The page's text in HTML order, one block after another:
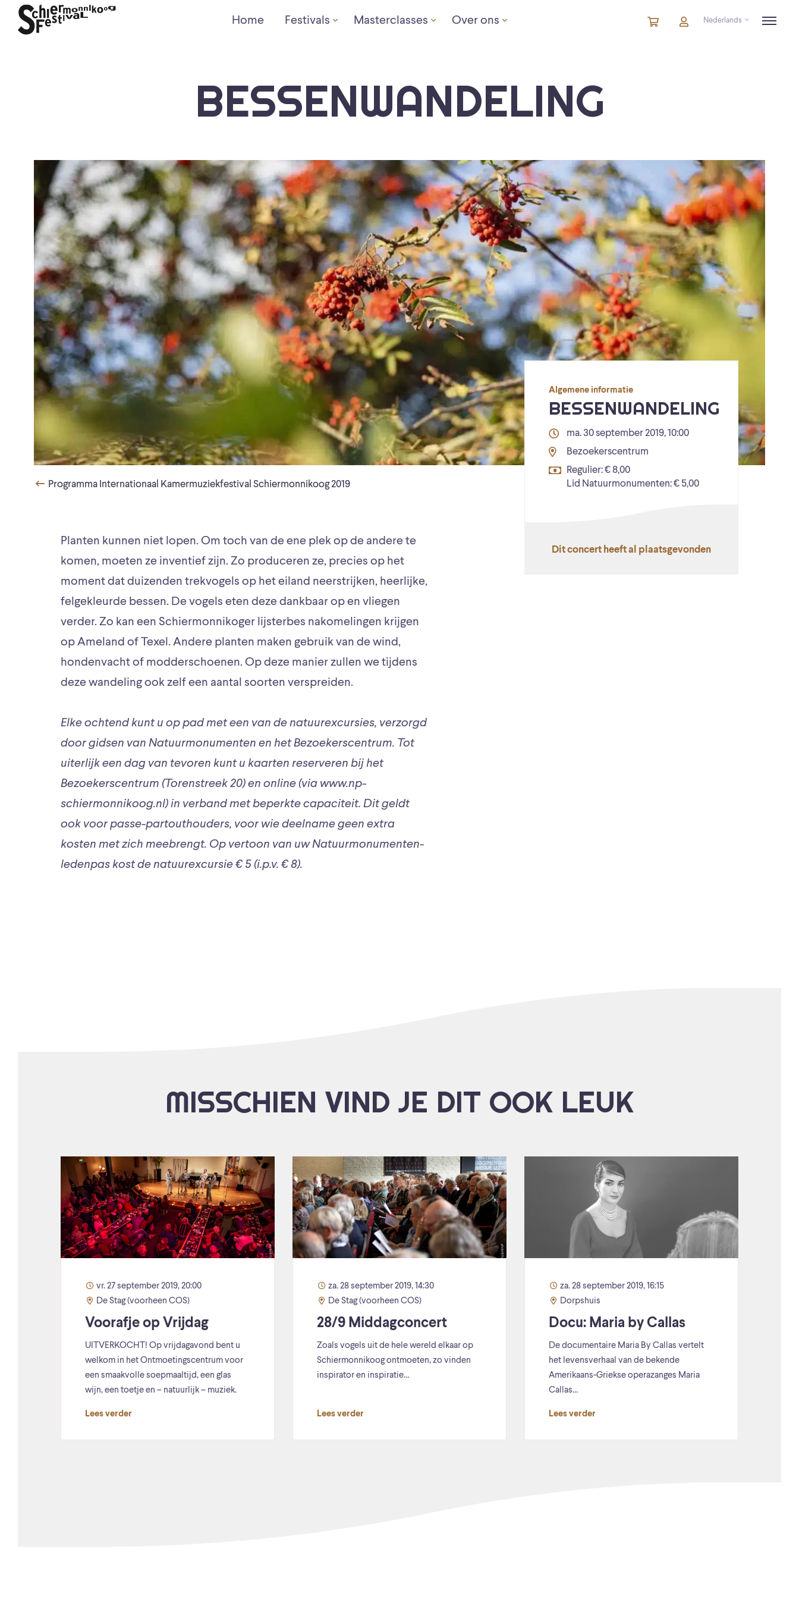
Home Festivals Masterclasses Over ons Winkelmandje
artikelenAccountNederlands
BESSENWANDELING
Programma Internationaal Kamermuziekfestival Schiermonnikoog 2019
Planten kunnen niet lopen. Om toch van de ene plek op de andere te
komen, moeten ze inventief zijn. Zo produceren ze, precies op het
moment dat duizenden trekvogels op het eiland neerstrijken, heerlijke,
felgekleurde bessen. De vogels eten deze dankbaar op en vliegen
verder. Zo kan een Schiermonnikoger lijsterbes nakomelingen krijgen
op Ameland of Texel. Andere planten maken gebruik van de wind,
hondenvacht of modderschoenen. Op deze manier zullen we tijdens
deze wandeling ook zelf een aantal soorten verspreiden.
Elke ochtend kunt u op pad met een van de natuurexcursies, verzorgd
door gidsen van Natuurmonumenten en het Bezoekerscentrum. Tot
uiterlijk een dag van tevoren kunt u kaarten reserveren bij het
Bezoekerscentrum (Torenstreek 20) en online (via www.np-
schiermonnikoog.nl) in verband met beperkte capaciteit. Dit geldt
ook voor passe-partouthouders, voor wie deelname geen extra
kosten met zich meebrengt. Op vertoon van uw Natuurmonumenten-
ledenpas kost de natuurexcursie € 5 (i.p.v. € 8).
Algemene informatie
BESSENWANDELING
ma. 30 september 2019, 10:00
Bezoekerscentrum
Regulier: € 8,00
Lid Natuurmonumenten: € 5,00
Dit concert heeft al plaatsgevonden
MISSCHIEN VIND JE DIT OOK LEUK
vr. 27 september 2019, 20:00
De Stag (voorheen COS)
Voorafje op Vrijdag
UITVERKOCHT! Op vrijdagavond bent u
welkom in het Ontmoetingscentrum voor
een smaakvolle soepmaaltijd, een glas
wijn, een toetje en – natuurlijk – muziek.
Lees verder
za. 28 september 2019, 14:30
De Stag (voorheen COS)
28/9 Middagconcert
Zoals vogels uit de hele wereld elkaar op
Schiermonnikoog ontmoeten, zo vinden
inspirator en inspiratie…
Lees verder
za. 28 september 2019, 16:15
Dorpshuis
Docu: Maria by Callas
De documentaire Maria By Callas vertelt
het levensverhaal van de bekende
Amerikaans-Griekse operazanges Maria
Callas…
Lees verder